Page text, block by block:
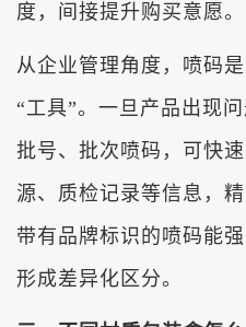
度，间接提升购买意愿。
从企业管理角度，喷码
“工具”。一旦产品出现
批号、批次喷码，可快
源、质检记录等信息，
带有品牌标识的喷码能
形成差异化区分。